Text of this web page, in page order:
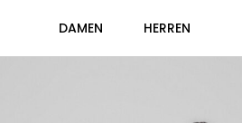
DAMEN HERREN